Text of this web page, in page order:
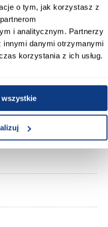
o tym, jak korzystasz z
i analitycznym. Partnerzy
innymi danymi otrzymanymi
korzystania z ich usług.